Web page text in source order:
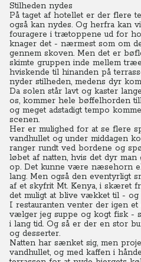
Stilheden nydes
På taget af hotellet er der flere
også kan nydes. Og herfra kan
fouragere i trætoppene ud for
knager det - nærmest som om
gennem skoven. Men det er
skimte gruppen inde mellem
hviskende til hinanden på
nyder stilheden, medens dyr
Da solen står lavt og kaster
os, kommer hele bøffelhorden
og meget adstadigt tempo
scenen.
Her er mulighed for at se flere
vandhullet og under middagen
ranger rundt ved bordene og
løbet af natten, hvis det dyr man
op. Det kunne være næsehorn
lang. Men også den eventyrligt
af et skyfrit Mt. Kenya, i skæret
det muligt at blive vækket til -
I restauranten venter der igen et
vælger jeg suppe og kogt fisk -
i lang tid. Og så er der en stor
og desserter.
Natten har sænket sig, men
vandhullet, og med kaffen i